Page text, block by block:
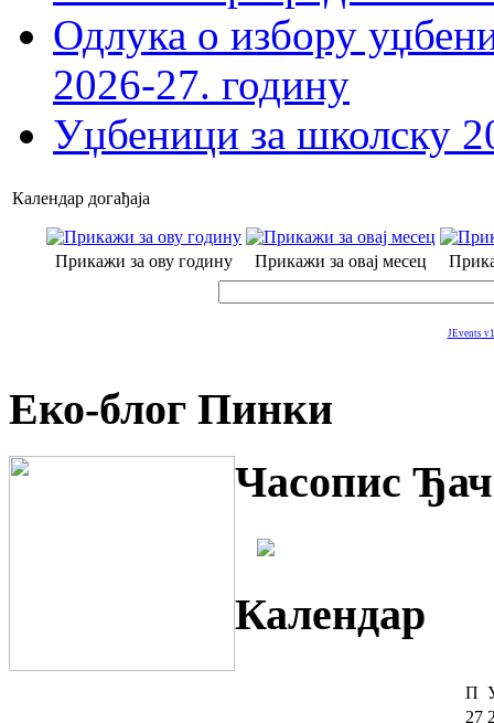
Одлука о избору
2026-27. годину
Уџбеници за школску
Календар догађаја
Прикажи за ову годину Прикажи за овај месец
JEvents
Еко-блог Пинки
Часопис
Календар
П
27